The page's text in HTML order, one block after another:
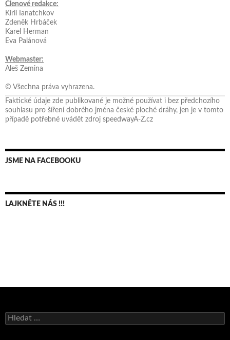
Členové redakce:
Kiril Ianatchkov
Zdeněk Hrbáček
Karel Herman
Eva Palánová
Webmaster:
Aleš Zemina
© Všechna práva vyhrazena.
Faktické údaje zde publikované je možné používat i bez předchozího
souhlasu pro šíření dobrého jména české ploché dráhy, jen je v tomto
případě potřebné uvádět zdroj speedwayA-Z.cz
JSME NA FACEBOOKU
LAJKNĚTE NÁS !!!
Vyhledávání
Bruno Belan se radoval z triumfu na domácí dráze!